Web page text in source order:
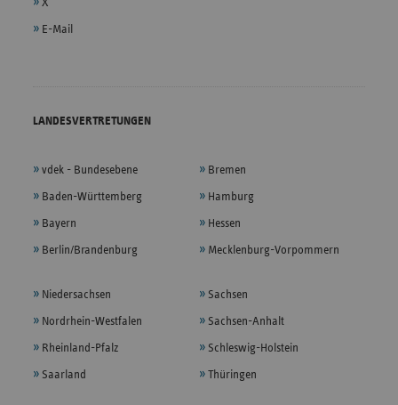
E-Mail
LANDESVERTRETUNGEN
vdek - Bundesebene
Baden-Württemberg
Bayern
Berlin/Brandenburg
Bremen
Hamburg
Hessen
Mecklenburg-Vorpommern
Niedersachsen
Nordrhein-Westfalen
Rheinland-Pfalz
Saarland
Sachsen
Sachsen-Anhalt
Schleswig-Holstein
Thüringen